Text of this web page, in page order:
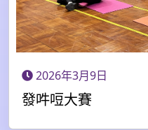
2026年3月9日
發吽哣大賽